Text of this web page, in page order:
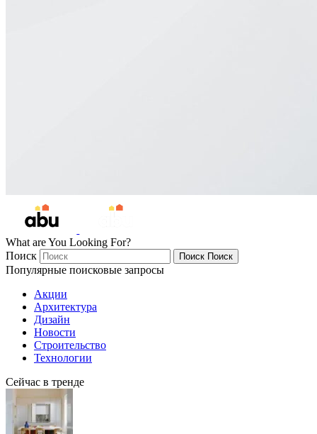
What are You Looking For?
Поиск
Поиск Поиск
Популярные поисковые запросы
Акции
Архитектура
Дизайн
Новости
Строительство
Технологии
Сейчас в тренде